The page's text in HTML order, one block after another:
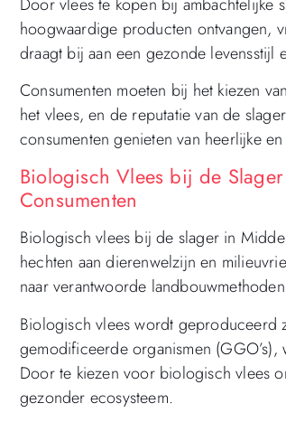
hoogwaardige producten ontvangen,
draagt bij aan een gezonde
Consumenten moeten bij het kiezen
het vlees, en de reputatie van de
consumenten genieten van heerlijke
Biologisch Vlees bij de
Consumenten
Biologisch vlees bij de slager in
hechten aan dierenwelzijn en
naar verantwoorde
Biologisch vlees wordt geproduceerd
gemodificeerde organismen
Door te kiezen voor biologisch vlees
gezonder ecosysteem.